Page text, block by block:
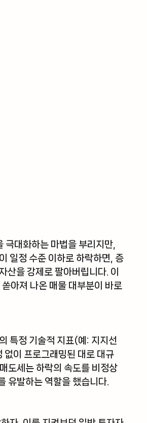
대화하는 마법을 부리지만,
일정 수준 이하로 하락하면, 증
산을 강제로 팔아버립니다. 이
아져 나온 매물 대부분이 바로
특정 기술적 지표(예: 지지선
없이 프로그래밍된 대로 대규
도세는 하락의 속도를 비정상
유발하는 역할을 했습니다.